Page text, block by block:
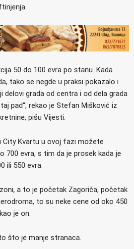
50 do 100 evra po stanu. Kada
tako se negde u praksi pokazalo i
delovi grada od centra i od dela grada
pad“, rekao je Stefan Mišković iz
pišu Vijesti.
City Kvartu u ovoj fazi možete
700 evra, s tim da je prosek kada je
ili 550 evra.
a to je početak Zagoriča, početak
to su neke cene od oko 450
je on.
što je manje stranaca.